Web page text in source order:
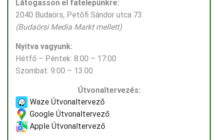
Látogasson el fatelepünkre:
2040 Budaörs, Petőfi Sándor utca 73.
(Budaörsi Media Markt mellett)
Nyitva vagyunk:
Hétfő – Péntek: 8:00 – 17:00
Szombat: 9:00 – 13.00
Útvonaltervezés:
Waze Útvonaltervező
Google Útvonaltervező
Apple Útvonaltervező